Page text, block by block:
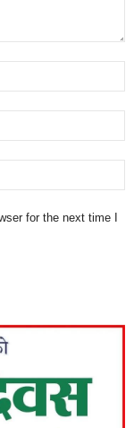
for the next time I